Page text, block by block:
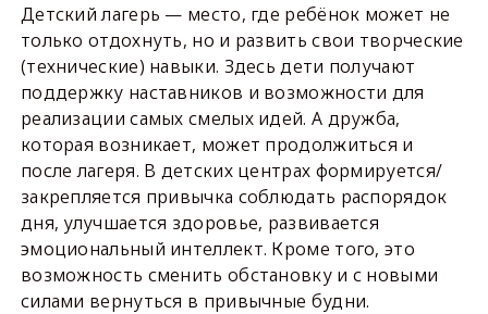
Детский лагерь — место, где ребёнок может не
только отдохнуть, но и развить свои творческие
(технические) навыки. Здесь дети получают
поддержку наставников и возможности для
реализации самых смелых идей. А дружба,
которая возникает, может продолжиться и
после лагеря. В детских центрах формируется/
закрепляется привычка соблюдать распорядок
дня, улучшается здоровье, развивается
эмоциональный интеллект. Кроме того, это
возможность сменить обстановку и с новыми
силами вернуться в привычные будни.